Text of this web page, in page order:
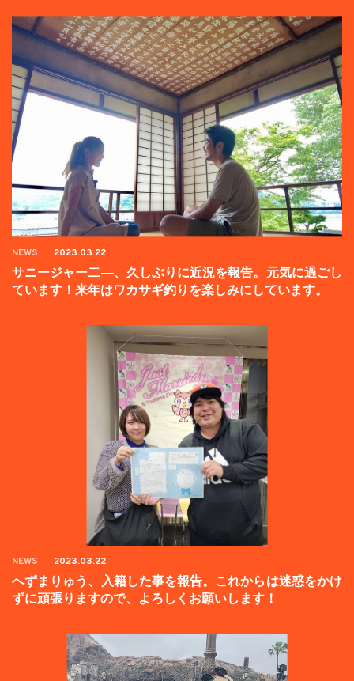
NEWS 2023.03.22
サニージャー二―、久しぶりに近況を報告。元気に過ごし
ています！来年はワカサギ釣りを楽しみにしています。
NEWS 2023.03.22
へずまりゅう、入籍した事を報告。これからは迷惑をかけ
ずに頑張りますので、よろしくお願いします！